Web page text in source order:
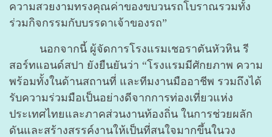
ความสวยงามทรงคุณค่าของขบวนรถโบราณรวมทั้ง
ร่วมกิจกรรมกับบรรดาเจ้าของรถ”
นอกจากนี้ ผู้จัดการโรงแรมเชอราตันหัวหิน รี
สอร์ทแอนด์สปา ยังยืนยันว่า “โรงแรมมีศักยภาพ ความ
พร้อมทั้งในด้านสถานที่ และทีมงานมืออาชีพ รวมถึงได้
รับความร่วมมือเป็นอย่างดีจากการท่องเที่ยวแห่ง
ประเทศไทยและภาคส่วนงานท้องถิ่น ในการช่วยผลัก
ดันและสร้างสรรค์งานให้เป็นที่สนใจมากขึ้นในวง